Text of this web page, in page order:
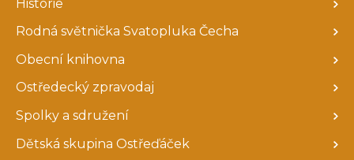
Historie
Rodná světnička Svatopluka Čecha
Obecní knihovna
Ostředecký zpravodaj
Spolky a sdružení
Dětská skupina Ostřeďáček